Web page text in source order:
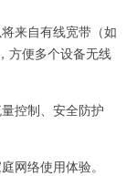
来自有线宽带（如
方便多个设备无线
控制、安全防护
络使用体验。